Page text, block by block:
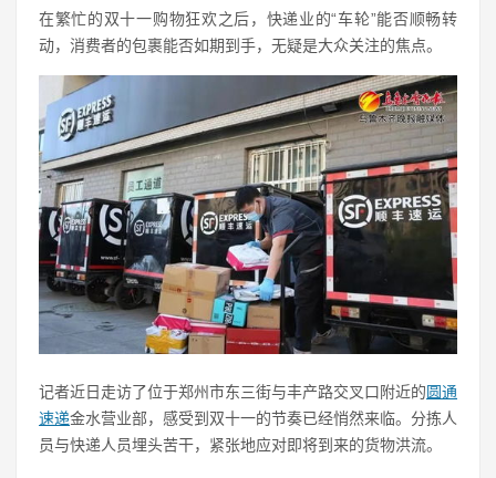
在繁忙的双十一购物狂欢之后，快递业的“车轮”能否顺畅转
动，消费者的包裹能否如期到手，无疑是大众关注的焦点。
记者近日走访了位于郑州市东三街与丰产路交叉口附近的圆通
速递金水营业部，感受到双十一的节奏已经悄然来临。分拣人
员与快递人员埋头苦干，紧张地应对即将到来的货物洪流。